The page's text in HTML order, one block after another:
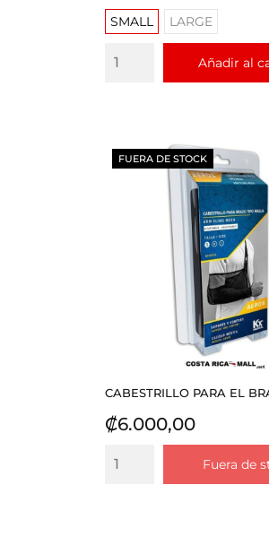
SMALL LARGE
Añadir al
CABESTRILLO PARA EL
Precio
₡6.000,00
Fuera de
FUERA DE STOCK